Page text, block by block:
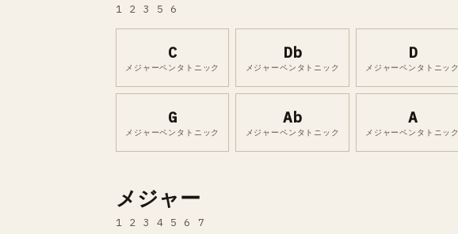
1 2 3 5 6
C
メジャーペンタトニック
Db
メジャーペンタトニック
D
メジャーペンタトニック
G
メジャーペンタトニック
Ab
メジャーペンタトニック
A
メジャーペンタトニック
メジャー
1 2 3 4 5 6 7